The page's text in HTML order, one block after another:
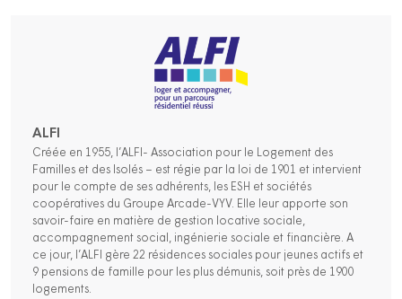
ALFI
Créée en 1955, l’ALFI- Association pour le Logement des
Familles et des Isolés – est régie par la loi de 1901 et intervient
pour le compte de ses adhérents, les ESH et sociétés
coopératives du Groupe Arcade-VYV. Elle leur apporte son
savoir-faire en matière de gestion locative sociale,
accompagnement social, ingénierie sociale et financière. A
ce jour, l’ALFI gère 22 résidences sociales pour jeunes actifs et
9 pensions de famille pour les plus démunis, soit près de 1900
logements.